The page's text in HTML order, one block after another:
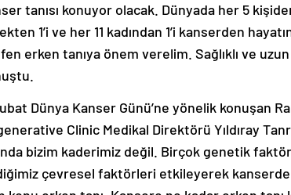
tanısı konuyor olacak. Dünyada her 5
1’i ve her 11 kadından 1’i kanserden
erken tanıya önem verelim. Sağlıklı ve
Dünya Kanser Günü’ne yönelik konuşan
Clinic Medikal Direktörü Yıldıray
bizim kaderimiz değil. Birçok genetik
çevresel faktörleri etkileyerek